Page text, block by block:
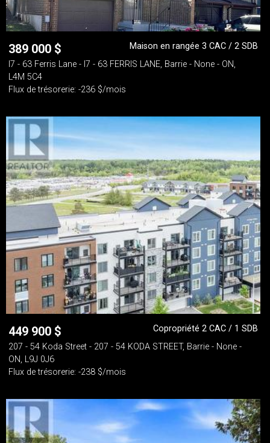
389 000 $
Maison en rangée 3 CAC / 2 SDB
I7 - 63 Ferris Lane - I7 - 63 FERRIS LANE, Barrie - None - ON,
L4M 5C4
Flux de trésorerie: -236 $/mois
449 900 $
Copropriété 2 CAC / 1 SDB
207 - 54 Koda Street - 207 - 54 KODA STREET, Barrie - None -
ON, L9J 0J6
Flux de trésorerie: -238 $/mois